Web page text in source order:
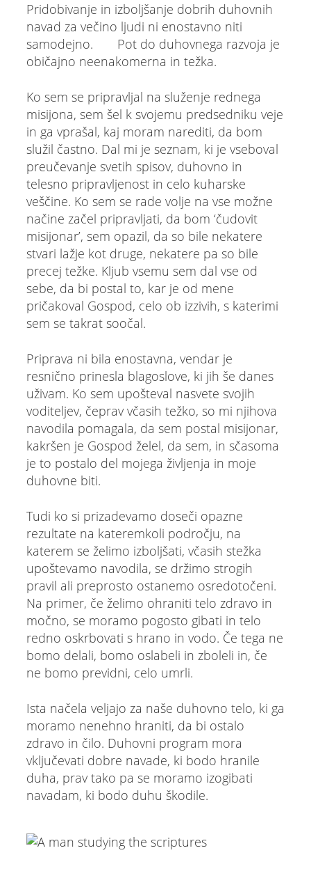
Pridobivanje in izboljšanje dobrih duhovnih
navad za večino ljudi ni enostavno niti
samodejno. Pot do duhovnega razvoja je
običajno neenakomerna in težka.
Ko sem se pripravljal na služenje rednega
misijona, sem šel k svojemu predsedniku veje
in ga vprašal, kaj moram narediti, da bom
služil častno. Dal mi je seznam, ki je vseboval
preučevanje svetih spisov, duhovno in
telesno pripravljenost in celo kuharske
veščine. Ko sem se rade volje na vse možne
načine začel pripravljati, da bom ‘čudovit
misijonar’, sem opazil, da so bile nekatere
stvari lažje kot druge, nekatere pa so bile
precej težke. Kljub vsemu sem dal vse od
sebe, da bi postal to, kar je od mene
pričakoval Gospod, celo ob izzivih, s katerimi
sem se takrat soočal.
Priprava ni bila enostavna, vendar je
resnično prinesla blagoslove, ki jih še danes
uživam. Ko sem upošteval nasvete svojih
voditeljev, čeprav včasih težko, so mi njihova
navodila pomagala, da sem postal misijonar,
kakršen je Gospod želel, da sem, in sčasoma
je to postalo del mojega življenja in moje
duhovne biti.
Tudi ko si prizadevamo doseči opazne
rezultate na kateremkoli področju, na
katerem se želimo izboljšati, včasih stežka
upoštevamo navodila, se držimo strogih
pravil ali preprosto ostanemo osredotočeni.
Na primer, če želimo ohraniti telo zdravo in
močno, se moramo pogosto gibati in telo
redno oskrbovati s hrano in vodo. Če tega ne
bomo delali, bomo oslabeli in zboleli in, če
ne bomo previdni, celo umrli.
Ista načela veljajo za naše duhovno telo, ki ga
moramo nenehno hraniti, da bi ostalo
zdravo in čilo. Duhovni program mora
vključevati dobre navade, ki bodo hranile
duha, prav tako pa se moramo izogibati
navadam, ki bodo duhu škodile.